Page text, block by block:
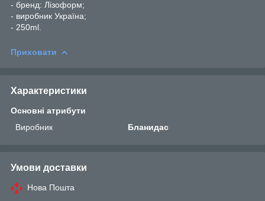
- бренд: Лізоформ;
- виробник Україна;
- 250ml.
Приховати
Характеристики
Основні атрибути
Виробник
Бланидас
Умови доставки
Нова Пошта